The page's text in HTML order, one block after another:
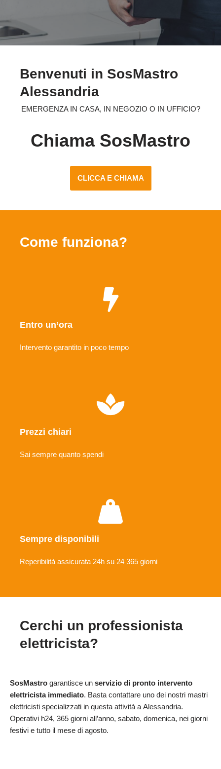
Benvenuti in SosMastro
Alessandria
EMERGENZA IN CASA, IN NEGOZIO O IN UFFICIO?
Chiama SosMastro
CLICCA E CHIAMA
Come funziona?
Entro un’ora
Intervento garantito in poco tempo
Prezzi chiari
Sai sempre quanto spendi
Sempre disponibili
Reperibilità assicurata 24h su 24 365 giorni
Cerchi un professionista
elettricista?
SosMastro garantisce un servizio di pronto intervento
elettricista immediato. Basta contattare uno dei nostri mastri
elettricisti specializzati in questa attività a Alessandria.
Operativi h24, 365 giorni all’anno, sabato, domenica, nei giorni
festivi e tutto il mese di agosto.